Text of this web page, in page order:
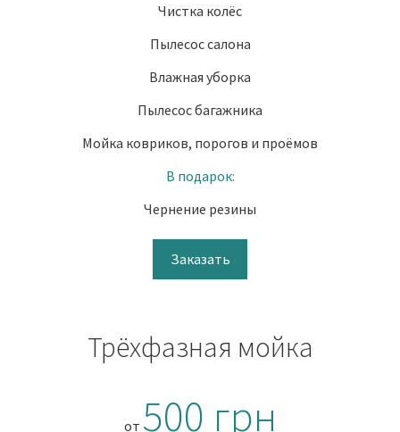
Чистка колёс
Пылесос салона
Влажная уборка
Пылесос багажника
Мойка ковриков, порогов и проёмов
В подарок:
Чернение резины
Заказать
Трёхфазная мойка
от 500 грн